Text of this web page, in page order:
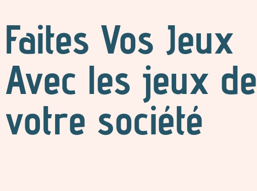
Faites Vos Jeux
Avec les jeux de
votre société